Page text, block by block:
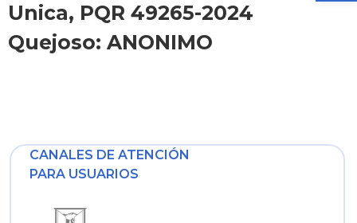
Unica, PQR 49265-2024
Quejoso: ANONIMO
CANALES DE ATENCIÓN
PARA USUARIOS